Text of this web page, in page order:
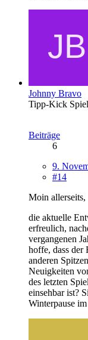
Johnny Bravo
Tipp-Kick
Beiträge
6
9.
#14
Moin allerseits,
die aktuelle
erfreulich,
vergangenen
hoffe, dass der
anderen
Neuigkeiten
des letzten
einsehbar ist?
Winterpause